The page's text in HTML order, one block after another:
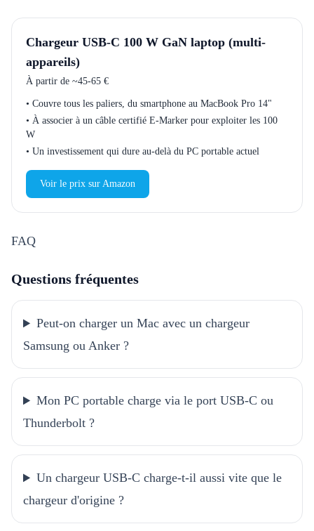
Chargeur USB-C 100 W GaN laptop (multi-
appareils)
À partir de ~45-65 €
• Couvre tous les paliers, du smartphone au MacBook Pro 14"
• À associer à un câble certifié E-Marker pour exploiter les 100
W
• Un investissement qui dure au-delà du PC portable actuel
Voir le prix sur Amazon
FAQ
Questions fréquentes
Peut-on charger un Mac avec un chargeur
Samsung ou Anker ?
Mon PC portable charge via le port USB-C ou
Thunderbolt ?
Un chargeur USB-C charge-t-il aussi vite que le
chargeur d'origine ?